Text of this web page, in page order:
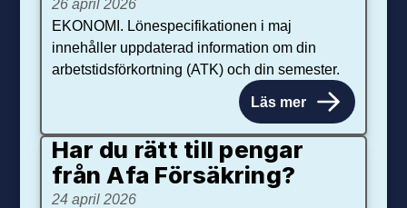
26 april 2026
EKONOMI. Lönespecifikationen i maj
innehåller uppdaterad information om din
arbetstidsförkortning (ATK) och din semester.
Läs mer
Har du rätt till pengar
från Afa Försäkring?
24 april 2026